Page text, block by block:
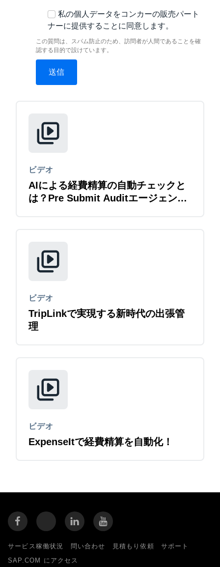
私の個人データをコンカーの販売パート
ナーに提供することに同意します。
この質問は、スパム防止のため、訪問者が人間であることを確
認する目的で設けています。
ビデオ
AIによる経費精算の自動チェックと
は？Pre Submit Auditエージェント
ビデオ
TripLinkで実現する新時代の出張管
理
ビデオ
ExpenseItで経費精算を自動化！
サービス稼働状況 問い合わせ 見積もり依頼
サポート
SAP.COM にアクセス